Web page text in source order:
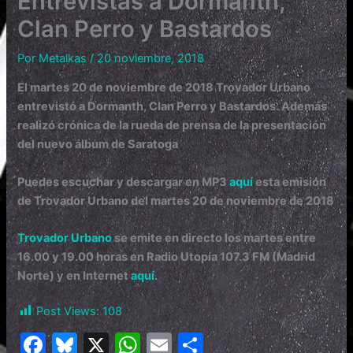
Clan Perro y Bastardos
Por Metalkas/20 noviembre, 2018
El martes 20 de noviembre de 2018 Trovador Urbano
entrevistó a Dormanth, Clan Perro y Bastardos. Además
realizó crónica de la rueda de prensa de la presentación
del nuevo álbum de Saratoga
Puedes escuchar y descargar en MP3aquíesta emisión
de Trovador Urbano delmartes 20 de noviembre de 2018
Trovador Urbanose emite en directo los martes entre
16.00 y 19.00 horas en Radio Utopía 107.3 FM (Madrid
Norte) y en Internetaquí.
Post Views: 108
F
Bl X W E C